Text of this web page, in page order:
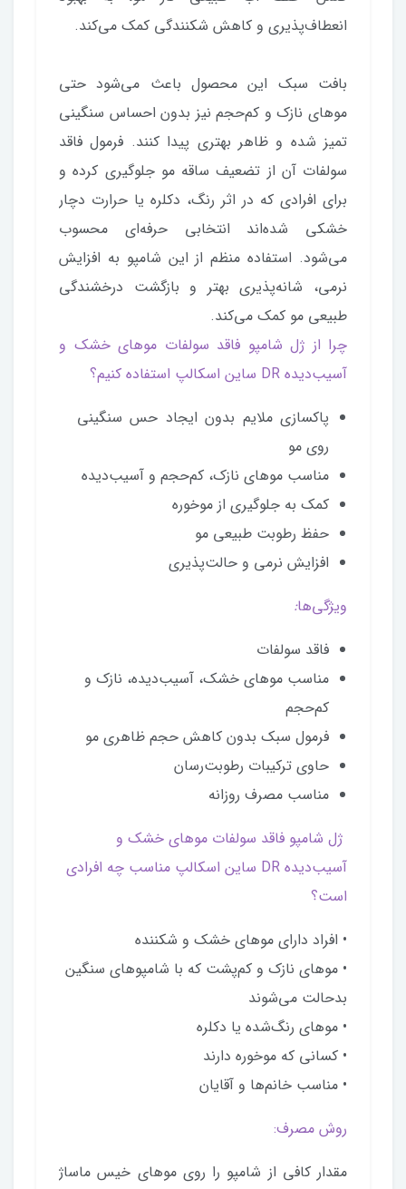
انعطاف‌پذیری و کاهش شکنندگی کمک می‌کند.
بافت سبک این محصول باعث می‌شود حتی
موهای نازک و کم‌حجم نیز بدون احساس سنگینی
تمیز شده و ظاهر بهتری پیدا کنند. فرمول فاقد
سولفات آن از تضعیف ساقه مو جلوگیری کرده و
برای افرادی که در اثر رنگ، دکلره یا حرارت دچار
خشکی شده‌اند انتخابی حرفه‌ای محسوب
می‌شود. استفاده منظم از این شامپو به افزایش
نرمی، شانه‌پذیری بهتر و بازگشت درخشندگی
طبیعی مو کمک می‌کند.
چرا از ژل شامپو فاقد سولفات موهای خشک و
آسیب‌دیده DR ساین اسکالپ استفاده کنیم؟
پاکسازی ملایم بدون ایجاد حس سنگینی
روی مو
مناسب موهای نازک، کم‌حجم و آسیب‌دیده
کمک به جلوگیری از موخوره
حفظ رطوبت طبیعی مو
افزایش نرمی و حالت‌پذیری
ویژگی‌ها:
فاقد سولفات
مناسب موهای خشک، آسیب‌دیده، نازک و
کم‌حجم
فرمول سبک بدون کاهش حجم ظاهری مو
حاوی ترکیبات رطوبت‌رسان
مناسب مصرف روزانه
ژل شامپو فاقد سولفات موهای خشک و
آسیب‌دیده DR ساین اسکالپ مناسب چه افرادی
است؟
• افراد دارای موهای خشک و شکننده
• موهای نازک و کم‌پشت که با شامپوهای سنگین
بدحالت می‌شوند
• موهای رنگ‌شده یا دکلره
• کسانی که موخوره دارند
• مناسب خانم‌ها و آقایان
روش مصرف:
مقدار کافی از شامپو را روی موهای خیس ماساژ